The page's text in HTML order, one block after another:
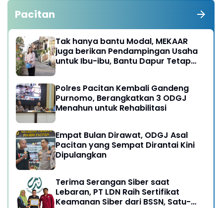
Pacitan
Tak hanya bantu Modal, MEKAAR
juga berikan Pendampingan Usaha
untuk Ibu-ibu, Bantu Dapur Tetap
Polres Pacitan Kembali Gandeng
Purnomo, Berangkatkan 3 ODGJ
Menahun untuk Rehabilitasi
Empat Bulan Dirawat, ODGJ Asal
Pacitan yang Sempat Dirantai Kini
Dipulangkan
Terima Serangan Siber saat
Lebaran, PT LDN Raih Sertifikat
Keamanan Siber dari BSSN, Satu-